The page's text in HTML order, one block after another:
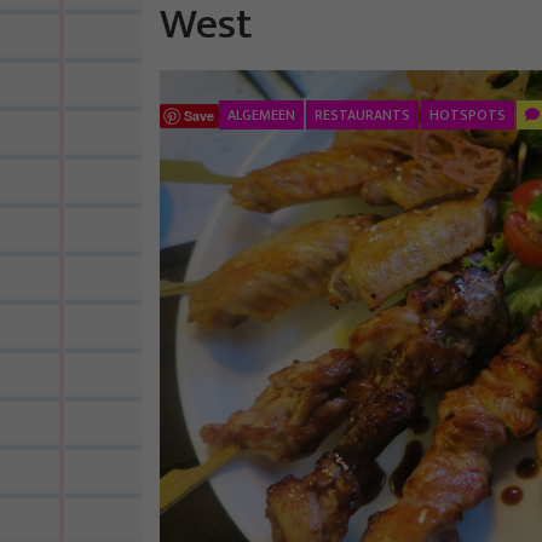
West
Save ALGEMEEN RESTAURANTS HOTSPOTS